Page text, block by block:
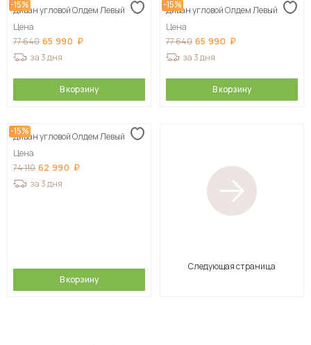
-15%
Диван угловой Олдем Левый
Цена
77 640 65 990
за 3 дня
В корзину
-15%
Диван угловой Олдем Левый
Цена
77 640 65 990
за 3 дня
В корзину
-15%
Диван угловой Олдем Левый
Цена
74 110 62 990
за 3 дня
В корзину
Следующая страница